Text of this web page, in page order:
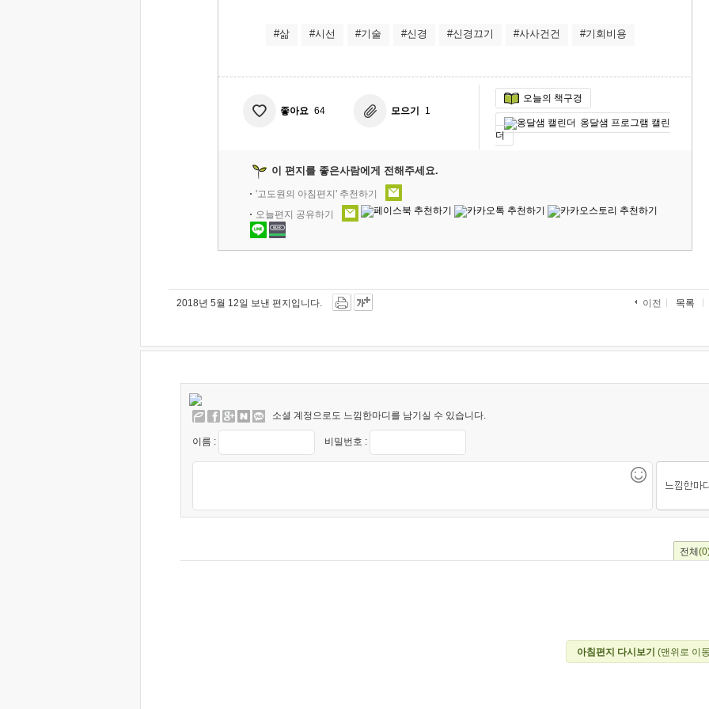
#삶 #시선 #기술 #신경 #신경끄기 #사사건건 #기회비용
좋아요 64 모으기 1
오늘의 책구경
옹달샘 프로그램 캘린
더
이 편지를 좋은사람에게 전해주세요.
'고도원의 아침편지' 추천하기
오늘편지 공유하기
2018년 5월 12일 보낸 편지입니다. 이전 목록
소셜 계정으로도 느낌한마디를 남기실 수 있습니다.
이름 : 비밀번호 :
전체
아침편지 다시보기 (맨위로 이